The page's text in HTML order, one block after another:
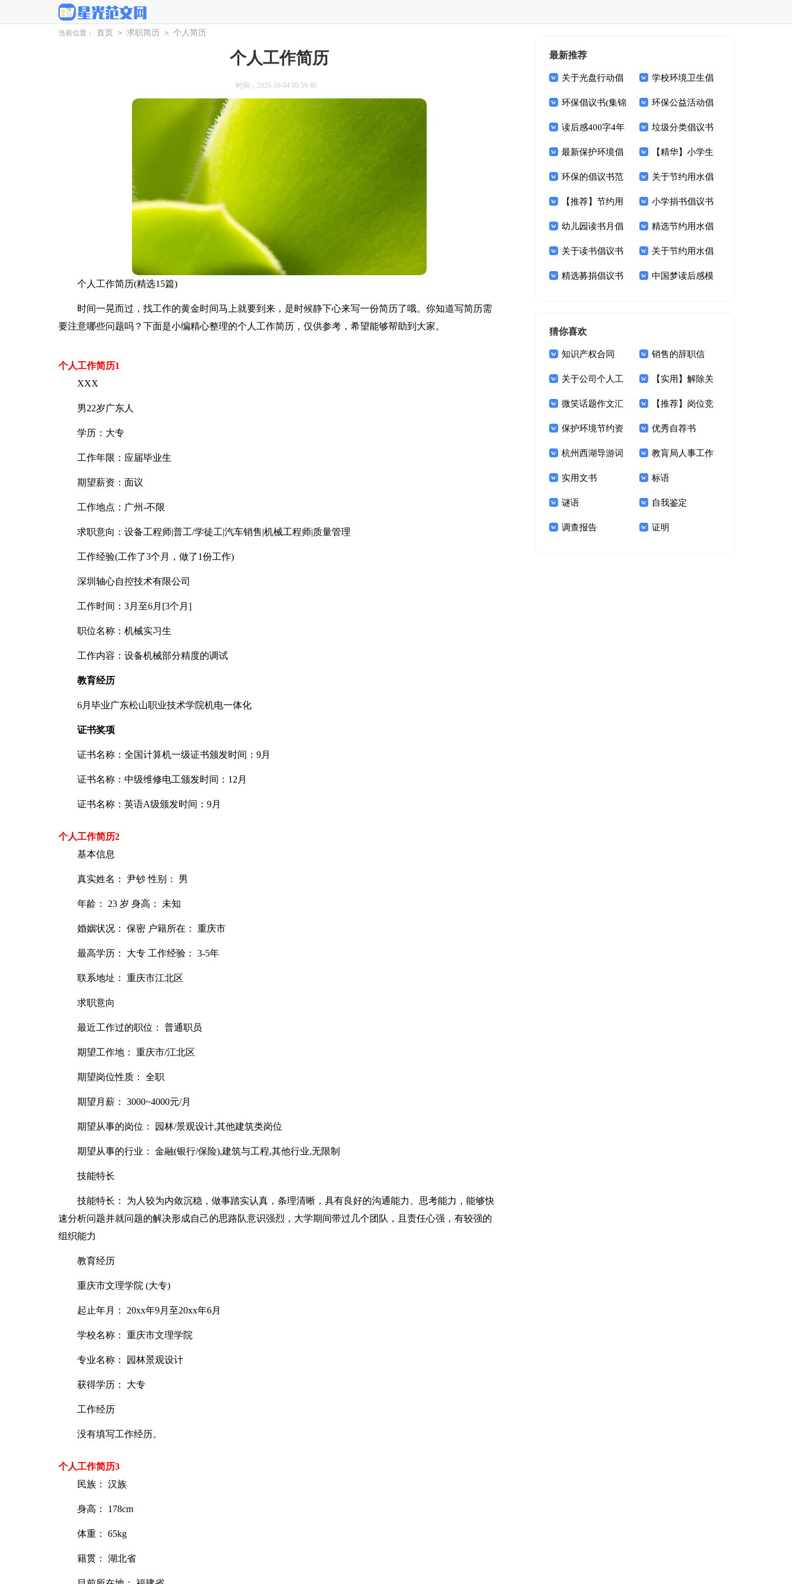
当前位置： 首页 > 求职简历 > 个人简历
个人工作简历
时间：2025-10-04 09:59:40
个人工作简历(精选15篇)
时间一晃而过，找工作的黄金时间马上就要到来，是时候静下心来写一份简历了哦。你知道写简历需
要注意哪些问题吗？下面是小编精心整理的个人工作简历，仅供参考，希望能够帮助到大家。
个人工作简历1
XXX
男22岁广东人
学历：大专
工作年限：应届毕业生
期望薪资：面议
工作地点：广州-不限
求职意向：设备工程师|普工/学徒工|汽车销售|机械工程师|质量管理
工作经验(工作了3个月，做了1份工作)
深圳轴心自控技术有限公司
工作时间：3月至6月[3个月]
职位名称：机械实习生
工作内容：设备机械部分精度的调试
教育经历
6月毕业广东松山职业技术学院机电一体化
证书奖项
证书名称：全国计算机一级证书颁发时间：9月
证书名称：中级维修电工颁发时间：12月
证书名称：英语A级颁发时间：9月
个人工作简历2
基本信息
真实姓名： 尹钞 性别： 男
年龄： 23 岁 身高： 未知
婚姻状况： 保密 户籍所在： 重庆市
最高学历： 大专 工作经验： 3-5年
联系地址： 重庆市江北区
求职意向
最近工作过的职位： 普通职员
期望工作地： 重庆市/江北区
期望岗位性质： 全职
期望月薪： 3000~4000元/月
期望从事的岗位： 园林/景观设计,其他建筑类岗位
期望从事的行业： 金融(银行/保险),建筑与工程,其他行业,无限制
技能特长
技能特长： 为人较为内敛沉稳，做事踏实认真，条理清晰，具有良好的沟通能力、思考能力，能够快
速分析问题并就问题的解决形成自己的思路队意识强烈，大学期间带过几个团队，且责任心强，有较强的
组织能力
教育经历
重庆市文理学院 (大专)
起止年月： 20xx年9月至20xx年6月
学校名称： 重庆市文理学院
专业名称： 园林景观设计
获得学历： 大专
工作经历
没有填写工作经历。
个人工作简历3
民族： 汉族
身高： 178cm
体重： 65kg
籍贯： 湖北省
最新推荐
关于光盘行动倡
议书模板集合9篇
学校环境卫生倡
议书10篇
环保倡议书(集锦
15篇)
环保公益活动倡
议书
读后感400字4年
级
垃圾分类倡议书
(合集15篇)
最新保护环境倡
议书
【精华】小学生
文明倡议书3篇
环保的倡议书范
文集锦六篇
关于节约用水倡
议书集合九篇
【推荐】节约用
水倡议书九篇
小学捐书倡议书
15篇
幼儿园读书月倡
议书3篇
精选节约用水倡
议书4篇
关于读书倡议书
范文集合六篇
关于节约用水倡
议书模板七篇
精选募捐倡议书 中国梦读后感模
猜你喜欢
知识产权合同
【荐】
销售的辞职信
关于公司个人工
作计划
【实用】解除关
系协议书三篇
微笑话题作文汇
编15篇
【推荐】岗位竞
聘的演讲稿三篇
保护环境节约资
源的建议书
优秀自荐书
杭州西湖导游词
400字
教肓局人事工作
计划
实用文书 标语
谜语 自我鉴定
调查报告 证明